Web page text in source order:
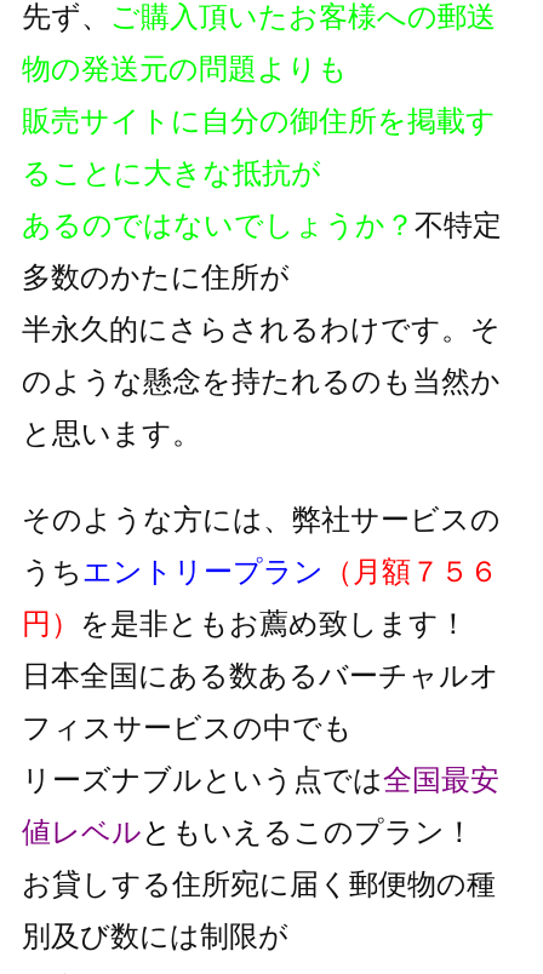
先ず、 ご購入頂いたお客様への郵送
物の発送元の問題よりも
販売サイトに自分の御住所を掲載す
ることに大きな抵抗が
あるのではないでしょうか？ 不特定
多数のかたに住所が
半永久的にさらされるわけです。そ
のような懸念を持たれるのも 当然か
と思います。
そのような方には、弊社サービスの
うちエントリープラン
（月額７５６
円） を是非ともお薦め致します！
日本全国にある数あるバーチャルオ
フィスサービスの中でも
リーズナブルという点では全国最安
値レベルと もいえるこのプラン！
お貸しする住所宛に届く郵便物の種
別及び数には制限が